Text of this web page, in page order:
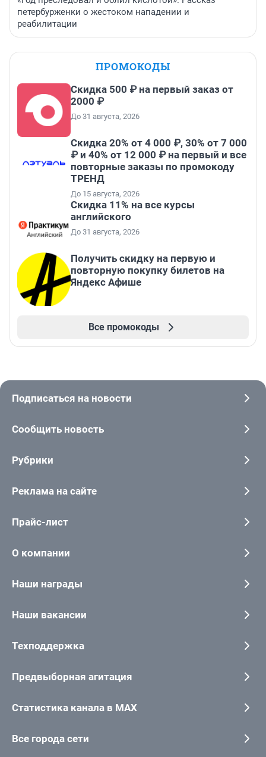
петербурженки о жестоком нападении и
реабилитации
ПРОМОКОДЫ
Скидка 500 ₽ на первый заказ от
2000 ₽
До 31 августа, 2026
Скидка 20% от 4 000 ₽, 30% от 7 000
₽ и 40% от 12 000 ₽ на первый и все
повторные заказы по промокоду
ТРЕНД
До 15 августа, 2026
Скидка 11% на все курсы
английского
До 31 августа, 2026
Получить скидку на первую и
повторную покупку билетов на
Яндекс Афише
Все промокоды
Подписаться на новости
Сообщить новость
Рубрики
Реклама на сайте
Прайс-лист
О компании
Наши награды
Наши вакансии
Техподдержка
Предвыборная агитация
Статистика канала в MAX
Все города сети